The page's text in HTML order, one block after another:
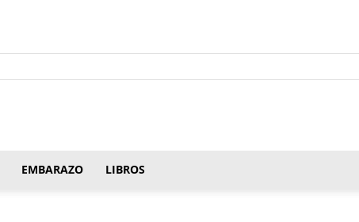
EMBARAZO LIBROS